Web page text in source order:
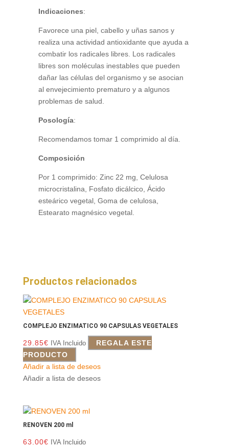
Indicaciones:
Favorece una piel, cabello y uñas sanos y
realiza una actividad antioxidante que ayuda a
combatir los radicales libres. Los radicales
libres son moléculas inestables que pueden
dañar las células del organismo y se asocian
al envejecimiento prematuro y a algunos
problemas de salud.
Posología:
Recomendamos tomar 1 comprimido al día.
Composición
Por 1 comprimido: Zinc 22 mg, Celulosa
microcristalina, Fosfato dicálcico, Ácido
esteárico vegetal, Goma de celulosa,
Estearato magnésico vegetal.
Productos relacionados
COMPLEJO ENZIMATICO 90 CAPSULAS VEGETALES
29.85€ IVA Incluido
REGALA ESTE
PRODUCTO
Añadir a lista de deseos
Añadir a lista de deseos
RENOVEN 200 ml
63.00€ IVA Incluido